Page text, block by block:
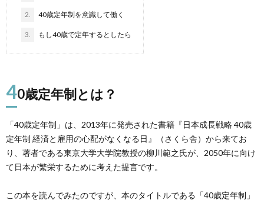
2. 40歳定年制を意識して働く
3. もし40歳で定年するとしたら
40歳定年制とは？
「40歳定年制」は、2013年に発売された書籍『日本成長戦略 40歳
定年制 経済と雇用の心配がなくなる日』（さくら舎）から来てお
り、著者である東京大学大学院教授の柳川範之氏が、2050年に向け
て日本が繁栄するために考えた提言です。
この本を読んでみたのですが、本のタイトルである「40歳定年制」